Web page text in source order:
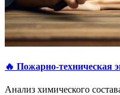
🔥 Пожарно-техническая
Анализ химического